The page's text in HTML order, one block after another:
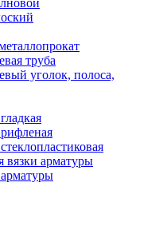
труба
уголок, полоса,
вязки арматуры